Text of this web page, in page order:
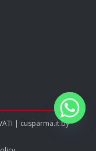
| cusparma.it by